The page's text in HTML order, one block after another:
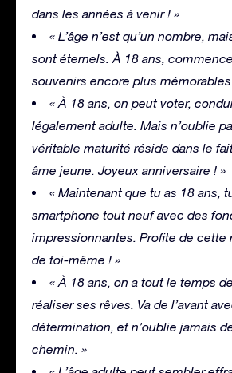
dans les années à venir ! »
« L’âge n’est qu’un nombre,
sont éternels. À 18 ans,
souvenirs encore plus mémorables
« À 18 ans, on peut voter,
légalement adulte. Mais n’oublie
véritable maturité réside dans le
âme jeune. Joyeux anniversaire ! »
« Maintenant que tu as 18 ans,
smartphone tout neuf avec des
impressionnantes. Profite de cette
de toi-même ! »
« À 18 ans, on a tout le temps
réaliser ses rêves. Va de l’avant
détermination, et n’oublie jamais
chemin. »